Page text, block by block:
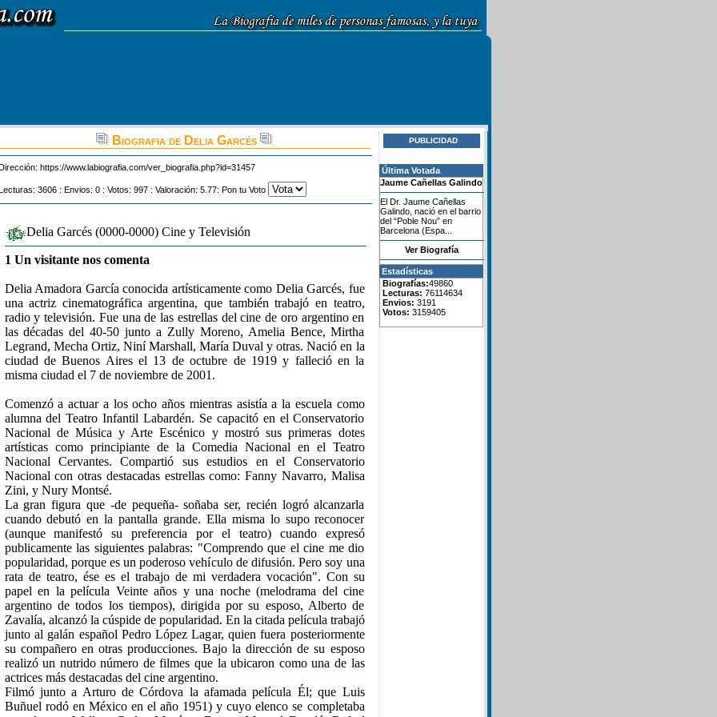
Biografia de Delia Garcés
https://www.labiografia.com/ver_biografia.php?id=31457
3606 : Envios: 0 : Votos: 997 : Valoración: 5.77: Pon tu Voto
Delia Garcés (0000-0000) Cine y Televisión
1 Un visitante nos comenta
Delia Amadora García conocida artísticamente como Delia Garcés, fue
una actriz cinematográfica argentina, que también trabajó en teatro,
radio y televisión. Fue una de las estrellas del cine de oro argentino en
las décadas del 40-50 junto a Zully Moreno, Amelia Bence, Mirtha
Legrand, Mecha Ortiz, Niní Marshall, María Duval y otras. Nació en la
ciudad de Buenos Aires el 13 de octubre de 1919 y falleció en la
misma ciudad el 7 de noviembre de 2001.
Comenzó a actuar a los ocho años mientras asistía a la escuela como
alumna del Teatro Infantil Labardén. Se capacitó en el Conservatorio
Nacional de Música y Arte Escénico y mostró sus primeras dotes
artísticas como principiante de la Comedia Nacional en el Teatro
Nacional Cervantes. Compartió sus estudios en el Conservatorio
Nacional con otras destacadas estrellas como: Fanny Navarro, Malisa
Zini, y Nury Montsé.
La gran figura que -de pequeña- soñaba ser, recién logró alcanzarla
cuando debutó en la pantalla grande. Ella misma lo supo reconocer
(aunque manifestó su preferencia por el teatro) cuando expresó
publicamente las siguientes palabras: "Comprendo que el cine me dio
popularidad, porque es un poderoso vehículo de difusión. Pero soy una
rata de teatro, ése es el trabajo de mi verdadera vocación". Con su
papel en la película Veinte años y una noche (melodrama del cine
argentino de todos los tiempos), dirigida por su esposo, Alberto de
Zavalía, alcanzó la cúspide de popularidad. En la citada película trabajó
junto al galán español Pedro López Lagar, quien fuera posteriormente
su compañero en otras producciones. Bajo la dirección de su esposo
realizó un nutrido número de filmes que la ubicaron como una de las
actrices más destacadas del cine argentino.
Filmó junto a Arturo de Córdova la afamada película Él; que Luis
Buñuel rodó en México en el año 1951) y cuyo elenco se completaba
PUBLICIDAD
Última Votada
Jaume Cañellas Galindo
El Dr. Jaume Cañellas
Galindo, nació en el barrio
del “Poble Nou” en
Barcelona (Espa...
Ver Biografía
Estadísticas
Biografías:49860
Lecturas: 76114634
Envios: 3191
Votos: 3159405